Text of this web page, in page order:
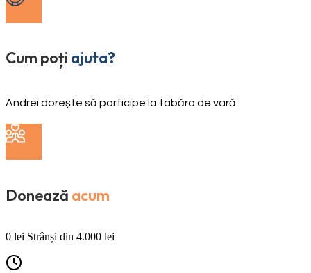
Cum poți ajuta?
Andrei dorește să participe la tabăra de vară
Donează acum
0 lei Strânși din 4.000 lei